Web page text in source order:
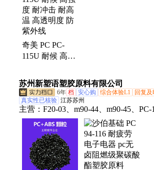
奇美 PC PC-
115U 耐候 高强
温 高透明度 防
紫外线
苏州新塑语塑胶原料有限公司
6年 档 安心购 综合体验L1 回复及
真实性已核验 江苏苏州
主营： F20-03、m90-44、m90-45、
PC、沙伯基础PC、pom100p、
云天化pom、宝理pom、旭化成pom、
夫pa66、杜邦pa66、聚甲醛原料、聚
美孚POE、美国苏威PPSU、李长荣聚